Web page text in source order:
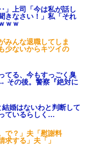
」上司「今は私が話し
きなさい！」私「それ
ｗｗ
みんな退職してしま
少ないからキツイの
てる、今もすっごく臭
その後。警察『絶対に
婚はないわと判断して
ているらしく…
で？」夫「慰謝料
求する」夫「」